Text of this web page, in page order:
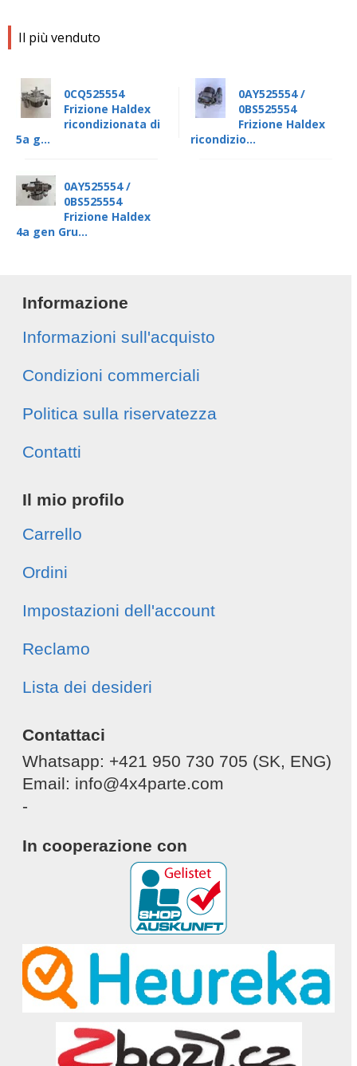
Il più venduto
0CQ525554
Frizione Haldex
ricondizionata di
5a g...
0AY525554 /
0BS525554
Frizione Haldex
ricondizio...
0AY525554 /
0BS525554
Frizione Haldex
4a gen Gru...
Informazione
Informazioni sull'acquisto
Condizioni commerciali
Politica sulla riservatezza
Contatti
Il mio profilo
Carrello
Ordini
Impostazioni dell'account
Reclamo
Lista dei desideri
Contattaci
Whatsapp: +421 950 730 705 (SK, ENG)
Email: info@4x4parte.com
-
In cooperazione con